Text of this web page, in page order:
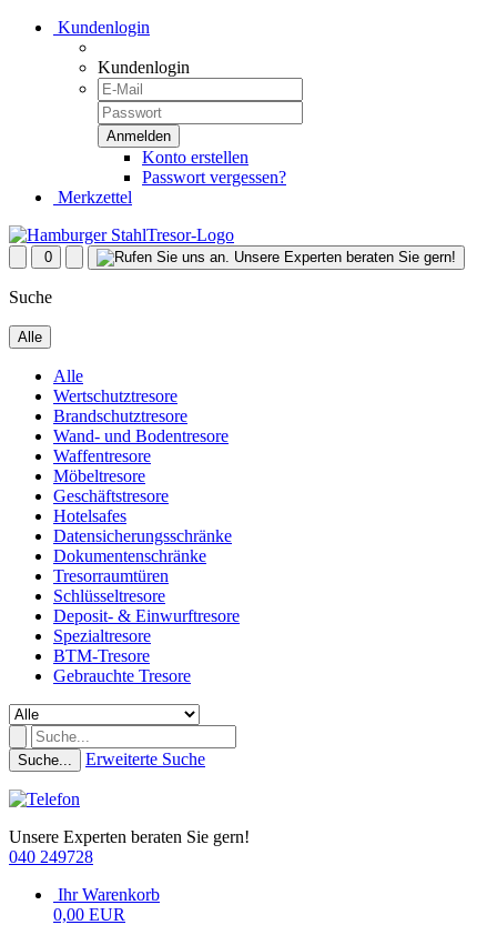
Kundenlogin
Kundenlogin
Konto erstellen
Passwort vergessen?
Merkzettel
0
Suche
Alle
Alle
Wertschutztresore
Brandschutztresore
Wand- und Bodentresore
Waffentresore
Möbeltresore
Geschäftstresore
Hotelsafes
Datensicherungsschränke
Dokumentenschränke
Tresorraumtüren
Schlüsseltresore
Deposit- & Einwurftresore
Spezialtresore
BTM-Tresore
Gebrauchte Tresore
Suche... Erweiterte Suche
Unsere Experten beraten Sie gern!
040 249728
Ihr Warenkorb
0,00 EUR